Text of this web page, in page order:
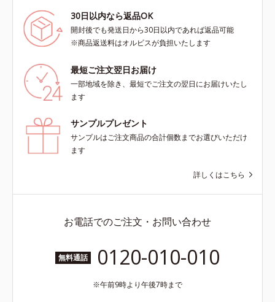
30日以内なら返品OK
開封後でも発送日から30日以内であれば返品可能
※商品返送料はオルビスが負担いたします
最短ご注文翌日お届け
一部地域を除き、最短でご注文の翌日にお届けいたし
ます
サンプルプレゼント
サンプルはご注文商品の合計個数までお選びいただけ
ます
詳しくはこちら
お電話でのご注文・お問い合わせ
無料通話 0120-010-010
午前9時より午後7時まで